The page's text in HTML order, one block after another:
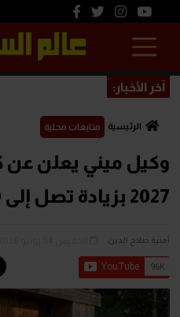
آخر الأخبار:
الرئيسية متابعات محلية
وكيل ميني يعلن عن
2027 بزيادة تصل إلى 240 ألف جنيه
أمنية صلاح الدين